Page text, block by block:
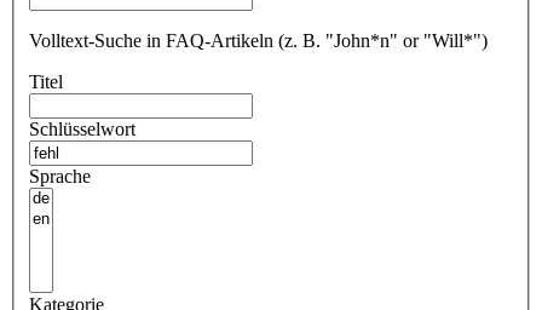
Volltext-Suche in FAQ-Artikeln (z. B. "John*n" or "Will*")
Titel
Schlüsselwort
Sprache
Kategorie